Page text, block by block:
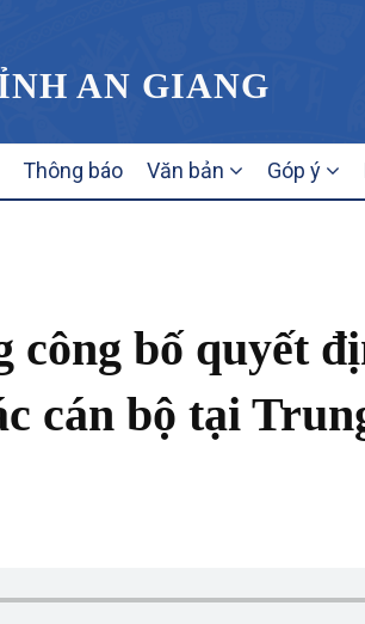
AN GIANG
Thông báo Văn bản Góp ý
công bố quyết
cán bộ tại